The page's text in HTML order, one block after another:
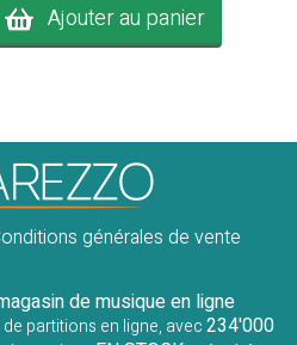
Ajouter au panier
générales de vente
de musique en ligne
partitions en ligne, avec234'000